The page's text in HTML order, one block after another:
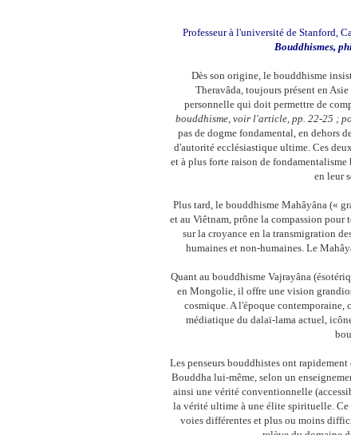
Professeur à l'université de Stanford,
Bouddhismes,
Dès son origine, le bouddhisme
Theravâda, toujours présent en
personnelle qui doit permettre de
bouddhisme, voir l'article, pp. 22-25 ;
pas de dogme fondamental, en dehors
d'autorité ecclésiastique ultime. Ces
et à plus forte raison de
en leur
Plus tard, le bouddhisme Mahâyâna («
et au Viêtnam, prône la compassion pour
sur la croyance en la transmigration
humaines et non-humaines. Le
Quant au bouddhisme Vajrayâna
en Mongolie, il offre une vision
cosmique. A l'époque contemporaine,
médiatique du dalaï-lama actuel,
Les penseurs bouddhistes ont
Bouddha lui-même, selon un
ainsi une vérité conventionnelle
la vérité ultime à une élite spirituelle. Ce
voies différentes et plus ou moins